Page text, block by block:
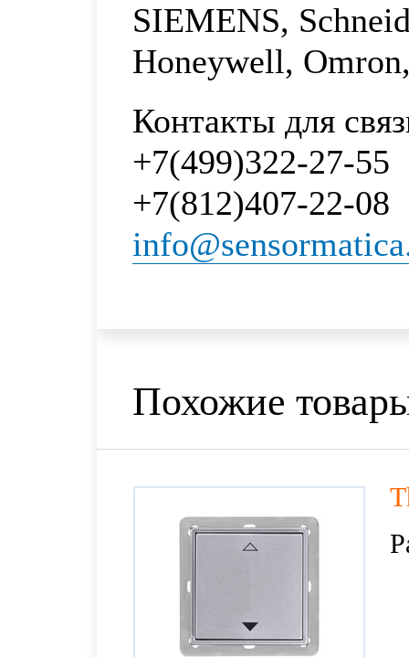
SIEMENS,
Honeywell,
Контакты для
+7(499)322-27-55
+7(812)407-22-08
Похожие